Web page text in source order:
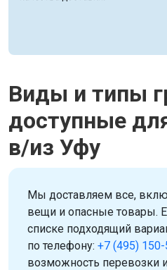
Виды и типы
доступные
в/из Уфу
Мы доставляем все,
вещи и опасные товары.
списке подходящий
по телефону: +7 (495) 150-
возможность перевозки